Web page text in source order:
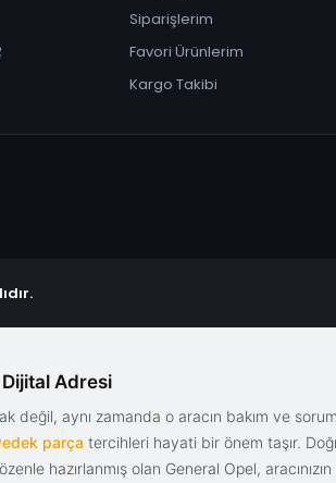
Siparişlerim
Favori Ürünlerim
Kargo Takibi
Adresi
aynı zamanda o aracın bakım ve
parça tercihleri hayati bir önem taşır.
hazırlanmış olan General Opel,